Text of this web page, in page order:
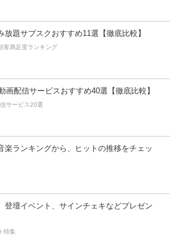
放題サブスクおすすめ11選【徹底比較】
客満足度ランキング
画配信サービスおすすめ40選【徹底比較】
サービス20選
楽ランキングから、ヒットの推移をチェッ
登壇イベント、サインチェキなどプレゼン
特集